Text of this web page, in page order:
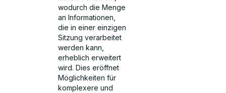
wodurch die Menge
an Informationen,
die in einer einzigen
Sitzung verarbeitet
werden kann,
erheblich erweitert
wird. Dies eröffnet
Möglichkeiten für
komplexere und